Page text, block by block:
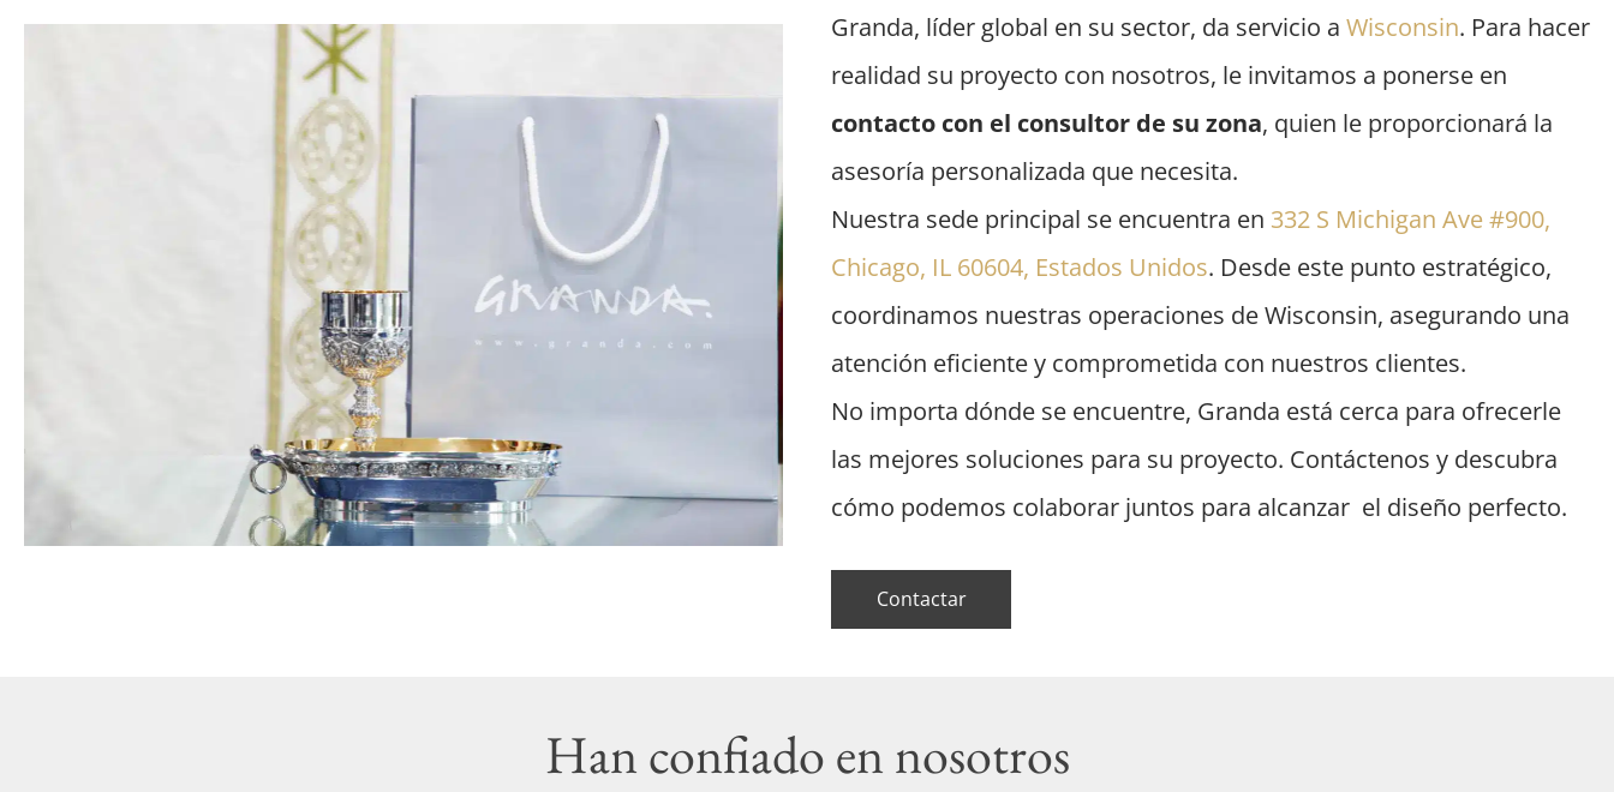
Granda, líder global en su sector, da servicio a Wisconsin. Para hacer
realidad su proyecto con nosotros, le invitamos a ponerse en
contacto con el consultor de su zona, quien le proporcionará la
asesoría personalizada que necesita.
Nuestra sede principal se encuentra en 332 S Michigan Ave #900,
Chicago, IL 60604, Estados Unidos. Desde este punto estratégico,
coordinamos nuestras operaciones de Wisconsin, asegurando una
atención eficiente y comprometida con nuestros clientes.
No importa dónde se encuentre, Granda está cerca para ofrecerle
las mejores soluciones para su proyecto. Contáctenos y descubra
cómo podemos colaborar juntos para alcanzar el diseño perfecto.
Contactar
Han confiado en nosotros